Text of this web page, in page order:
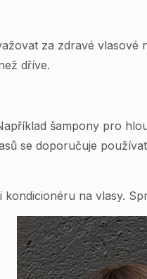
za zdravé vlasové
dříve.
šampony pro
se doporučuje
na vlasy.